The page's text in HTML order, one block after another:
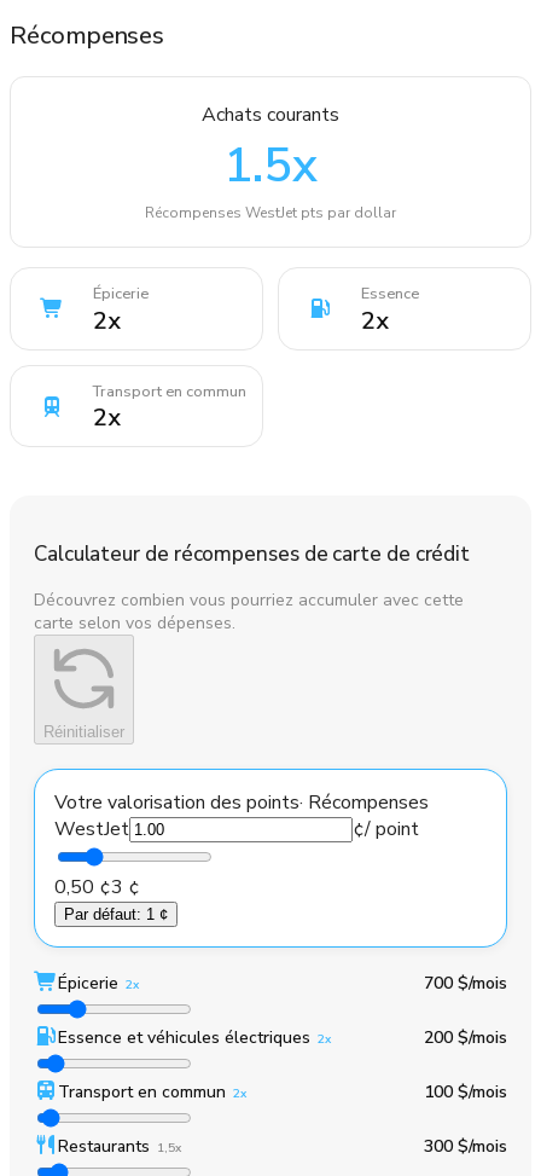
Récompenses
Achats courants
1.5x
Récompenses WestJet pts par dollar
Épicerie
2x
Essence
2x
Transport en commun
2x
Calculateur de récompenses de carte de crédit
Découvrez combien vous pourriez accumuler avec cette
carte selon vos dépenses.
Réinitialiser
Votre valorisation des points· Récompenses
WestJet
¢/ point
0,50 ¢3 ¢
Par défaut: 1 ¢
Épicerie 2x 700 $/mois
Essence et véhicules électriques 2x 200 $/mois
Transport en commun 2x 100 $/mois
Restaurants 1,5x 300 $/mois